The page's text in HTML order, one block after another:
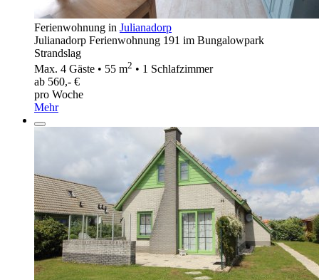
Ferienwohnung in Julianadorp
Julianadorp Ferienwohnung 191 im Bungalowpark
Strandslag
Max. 4 Gäste • 55 m2 • 1 Schlafzimmer
ab 560,- €
pro Woche
Mehr